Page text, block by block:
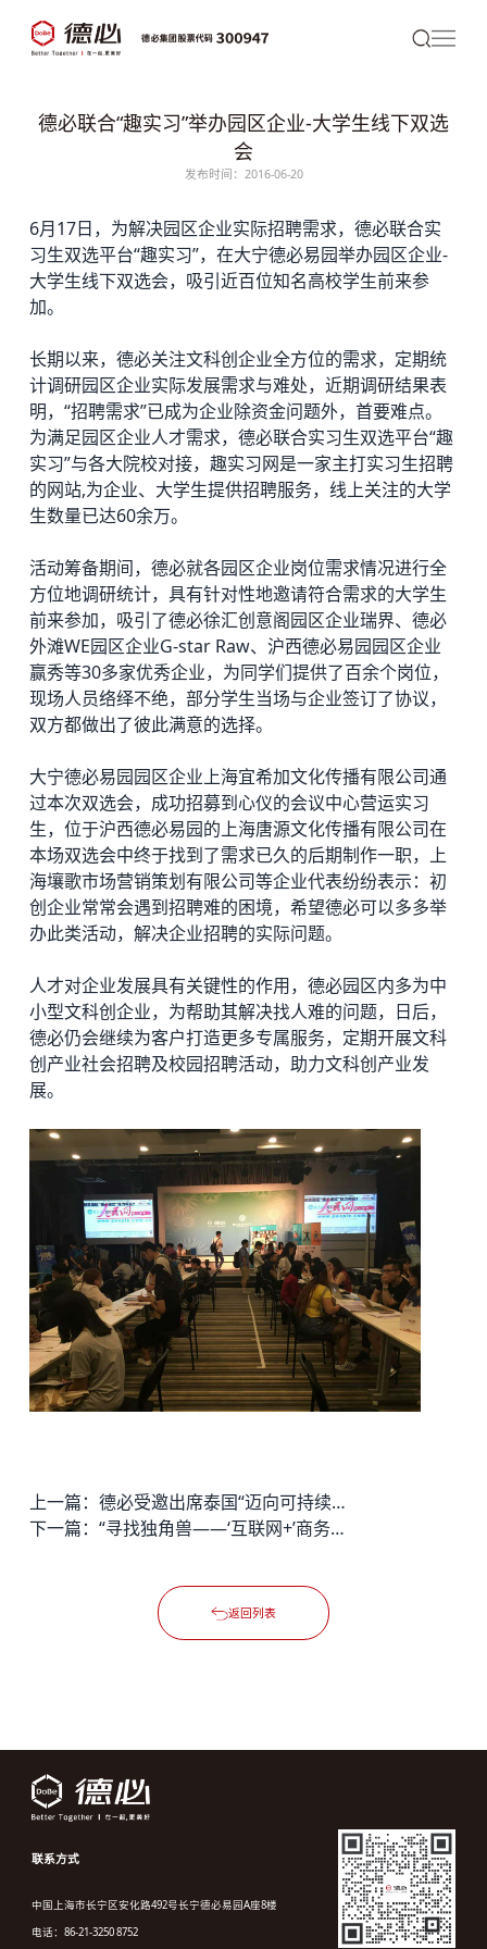
德必联合“趣实习”举办园区企业-大学生线下双选
会
发布时间：2016-06-20
6月17日，为解决园区企业实际招聘需求，德必联合实
习生双选平台“趣实习”，在大宁德必易园举办园区企业-
大学生线下双选会，吸引近百位知名高校学生前来参
加。
长期以来，德必关注文科创企业全方位的需求，定期统
计调研园区企业实际发展需求与难处，近期调研结果表
明，“招聘需求”已成为企业除资金问题外，首要难点。
为满足园区企业人才需求，德必联合实习生双选平台“趣
实习”与各大院校对接，趣实习网是一家主打实习生招聘
的网站,为企业、大学生提供招聘服务，线上关注的大学
生数量已达60余万。
活动筹备期间，德必就各园区企业岗位需求情况进行全
方位地调研统计，具有针对性地邀请符合需求的大学生
前来参加，吸引了德必徐汇创意阁园区企业瑞界、德必
外滩WE园区企业G-star Raw、沪西德必易园园区企业
赢秀等30多家优秀企业，为同学们提供了百余个岗位，
现场人员络绎不绝，部分学生当场与企业签订了协议，
双方都做出了彼此满意的选择。
大宁德必易园园区企业上海宜希加文化传播有限公司通
过本次双选会，成功招募到心仪的会议中心营运实习
生，位于沪西德必易园的上海唐源文化传播有限公司在
本场双选会中终于找到了需求已久的后期制作一职，上
海壤歌市场营销策划有限公司等企业代表纷纷表示：初
创企业常常会遇到招聘难的困境，希望德必可以多多举
办此类活动，解决企业招聘的实际问题。
人才对企业发展具有关键性的作用，德必园区内多为中
小型文科创企业，为帮助其解决找人难的问题，日后，
德必仍会继续为客户打造更多专属服务，定期开展文科
创产业社会招聘及校园招聘活动，助力文科创产业发
展。
上一篇：
德必受邀出席泰国“迈向可持续增长的未来”说明会
下一篇：
“寻找独角兽——‘互联网+’商务创业创新媒体园区行”活动在长宁德必易园隆重举行
返回列表
联系方式
中国上海市长宁区安化路492号长宁德必易园A座8楼
电话：86-21-3250 8752